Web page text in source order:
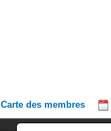
Carte des membres